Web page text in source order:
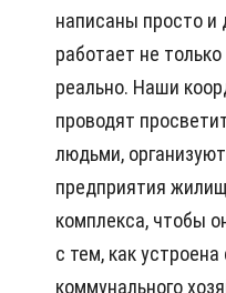
написаны просто и
работает не
реально. Наши
проводят
людьми,
предприятия
комплекса, чтобы
с тем, как
коммунального